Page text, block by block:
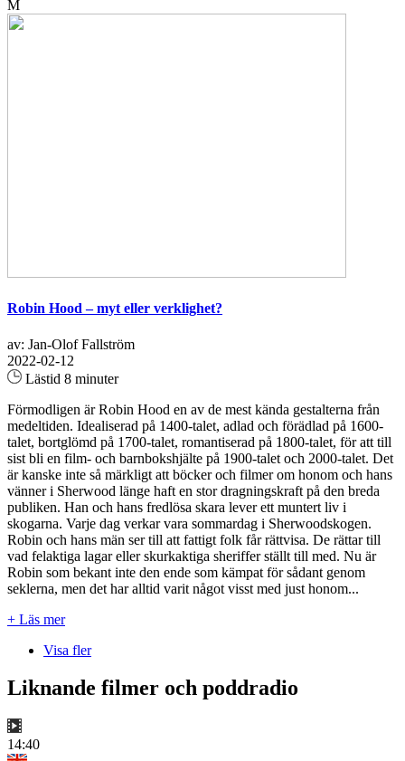
M
Robin Hood – myt eller verklighet?
av: Jan-Olof Fallström
2022-02-12
Lästid 8 minuter
Förmodligen är Robin Hood en av de mest kända gestalterna från
medeltiden. Idealiserad på 1400-talet, adlad och förädlad på 1600-
talet, bortglömd på 1700-talet, romantiserad på 1800-talet, för att till
sist bli en film- och barnbokshjälte på 1900-talet och 2000-talet. Det
är kanske inte så märkligt att böcker och filmer om honom och hans
vänner i Sherwood länge haft en stor dragningskraft på den breda
publiken. Han och hans fredlösa skara lever ett muntert liv i
skogarna. Varje dag verkar vara sommardag i Sherwoodskogen.
Robin och hans män ser till att fattigt folk får rättvisa. De rättar till
vad felaktiga lagar eller skurkaktiga sheriffer ställt till med. Nu är
Robin som bekant inte den ende som kämpat för sådant genom
seklerna, men det har alltid varit något visst med just honom...
+ Läs mer
Visa fler
Liknande filmer och poddradio
14:40